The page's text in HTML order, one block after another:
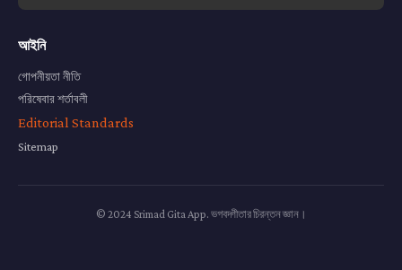
আইনি
গোপনীয়তা নীতি
পরিষেবার শর্তাবলী
Editorial Standards
Sitemap
© 2024 Srimad Gita App. ভগবদ্গীতার চিরন্তন জ্ঞান।